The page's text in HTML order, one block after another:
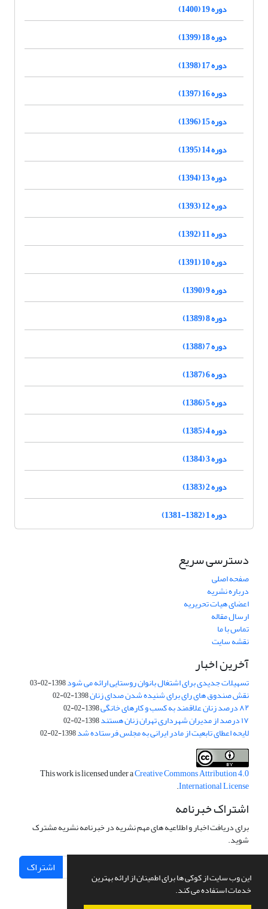
این وب سایت از کوکی ها برای اطمینان از ارائه بهترین
خدمات استفاده می کند.
دوره 19 (1400)
دوره 18 (1399)
دوره 17 (1398)
دوره 16 (1397)
دوره 15 (1396)
دوره 14 (1395)
دوره 13 (1394)
دوره 12 (1393)
دوره 11 (1392)
دوره 10 (1391)
دوره 9 (1390)
دوره 8 (1389)
دوره 7 (1388)
دوره 6 (1387)
دوره 5 (1386)
دوره 4 (1385)
دوره 3 (1384)
دوره 2 (1383)
دوره 1 (1382-1381)
دسترسی سریع
صفحه اصلی
درباره نشریه
اعضای هیات تحریریه
ارسال مقاله
تماس با ما
نقشه سایت
آخرین اخبار
تسهیلات جدیدی برای اشتغال بانوان روستایی ارائه می شود1398-02-03
نقش صندوق های رای برای شنیده شدن صدای زنان1398-02-02
۸۲ درصد زنان علاقمند به کسب و کارهای خانگی 1398-02-02
۱۷ درصد از مدیران شهرداری تهران زنان هستند 1398-02-02
لایحه اعطای تابعیت از مادر ایرانی به مجلس فرستاده شد1398-02-02
This work is licensed under aCreative Commons Attribution 4.0
International License
.
اشتراک خبرنامه
برای دریافت اخبار و اطلاعیه های مهم نشریه در خبرنامه نشریه مشترک
شوید.
اشتراک